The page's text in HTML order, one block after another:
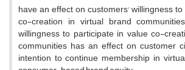
have an effect on customers' willingness
co-creation in virtual brand
willingness to participate in value co-
communities has an effect on customer
intention to continue membership in